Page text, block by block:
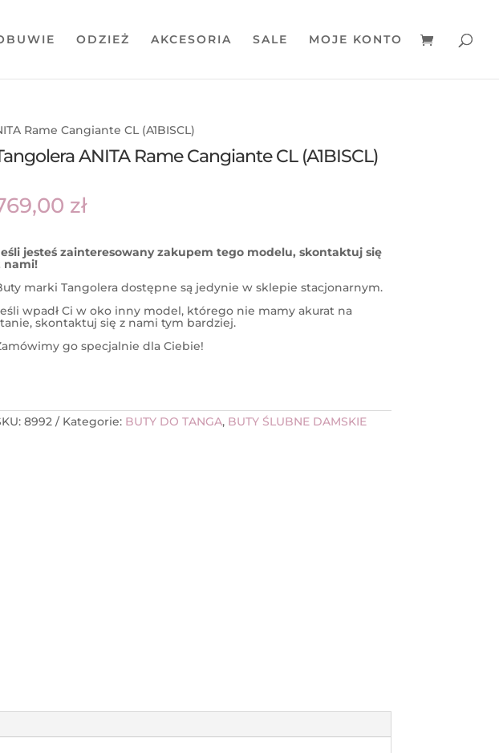
ODZIEŻ AKCESORIA SALE MOJE KONTO
Rame Cangiante CL (A1BISCL)
ANITA Rame Cangiante CL (A1BISCL)
zł
jesteś zainteresowany zakupem tego modelu, skontaktuj się
nami!
marki Tangolera dostępne są jedynie w sklepie stacjonarnym.
wpadł Ci w oko inny model, którego nie mamy akurat na
skontaktuj się z nami tym bardziej.
go specjalnie dla Ciebie!
8992 Kategorie: BUTY DO TANGA, BUTY ŚLUBNE DAMSKIE